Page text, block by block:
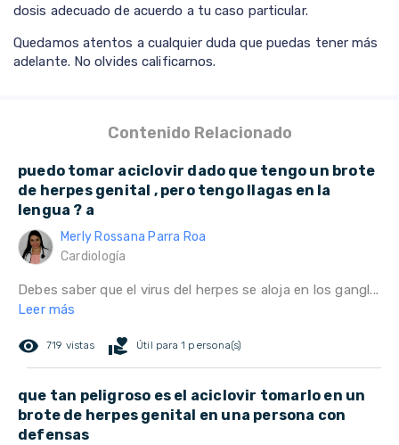
dosis adecuado de acuerdo a tu caso particular.
Quedamos atentos a cualquier duda que puedas tener más
adelante. No olvides calificarnos.
Contenido Relacionado
puedo tomar aciclovir dado que tengo un brote
de herpes genital , pero tengo llagas en la
lengua ? a
Merly Rossana Parra Roa
Cardiología
Debes saber que el virus del herpes se aloja en los gangl...
Leer más
remove_red_eye 719 vistas volunteer_activism Útil para 1 persona(s)
que tan peligroso es el aciclovir tomarlo en un
brote de herpes genital en una persona con
defensas